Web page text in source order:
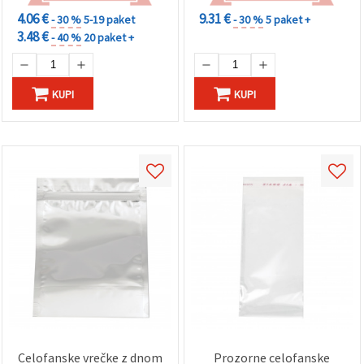
Sprejmi
Nastavitve
4.06 €- 30 %5-19 paket
3.48 €- 40 % 20 paket +
KUPI
9.31 €- 30 %5 paket +
KUPI
Celofanske vrečke z dnom
Prozorne celofanske